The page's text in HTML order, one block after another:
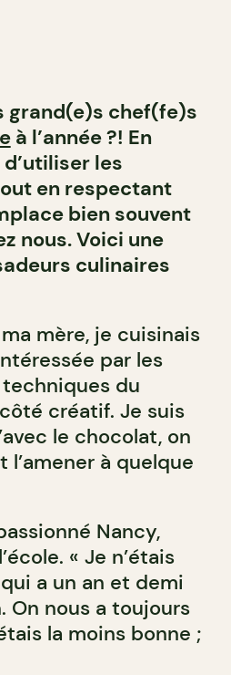
grand(e)s chef(fe)s
à l’année ?! En
les
en respectant
bien souvent
nous. Voici une
culinaires
mère, je cuisinais
par les
du
créatif. Je suis
le chocolat, on
à quelque
Nancy,
« Je n’étais
a un an et demi
nous a toujours
la moins bonne ;